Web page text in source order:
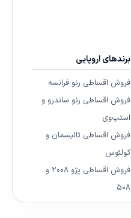
برندهای اروپایی
فروش اقساطی رنو فرانسه
فروش اقساطی رنو ساندرو و
استپ‌وی
فروش اقساطی تالیسمان و
کولئوس
فروش اقساطی پژو ۲۰۰۸ و
۵۰۸